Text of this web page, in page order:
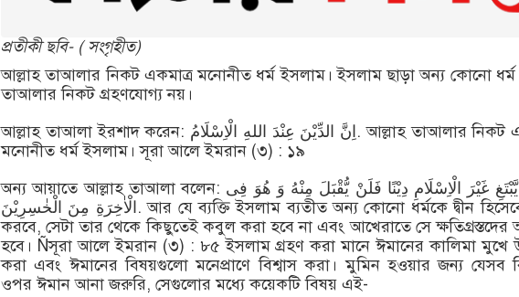
প্রতীকী ছবি- ( সংগৃহীত)
আল্লাহ তাআলার নিকট একমাত্র মনোনীত ধর্ম ইসলাম। ইসলাম ছাড়া অন্য কোনো ধর্ম
তাআলার নিকট গ্রহণযোগ্য নয়।
আল্লাহ তাআলা ইরশাদ করেন: اِنَّ الدِّیْنَ عِنْدَ اللهِ الْاِسْلَامُ. আল্লাহ তাআলার নিকট একমাত্র
মনোনীত ধর্ম ইসলাম। সূরা আলে ইমরান (৩) : ১৯
অন্য আয়াতে আল্লাহ তাআলা বলেন: وَ مَنْ یَّبْتَغِ غَیْرَ الْاِسْلَامِ دِیْنًا فَلَنْ یُّقْبَلَ مِنْهُ وَ هُوَ فِی
الْاٰخِرَةِ مِنَ الْخٰسِرِیْنَ. আর যে ব্যক্তি ইসলাম ব্যতীত অন্য কোনো ধর্মকে দ্বীন হিসেবে গ্রহণ
করবে, সেটা তার থেকে কিছুতেই কবুল করা হবে না এবং আখেরাতে সে ক্ষতিগ্রস্তদের
হবে। Ñসূরা আলে ইমরান (৩) : ৮৫ ইসলাম গ্রহণ করা মানে ঈমানের কালিমা মুখে
করা এবং ঈমানের বিষয়গুলো মনেপ্রাণে বিশ্বাস করা। মুমিন হওয়ার জন্য যেসব
ওপর ঈমান আনা জরুরি, সেগুলোর মধ্যে কয়েকটি বিষয় এই-